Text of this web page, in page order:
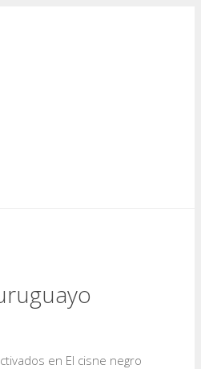
en El cisne negro